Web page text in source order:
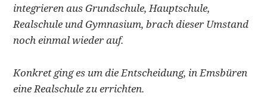
integrieren aus Grundschule, Hauptschule,
Realschule und Gymnasium, brach dieser Umstand
noch einmal wieder auf.
Konkret ging es um die Entscheidung, in Emsbüren
eine Realschule zu errichten.